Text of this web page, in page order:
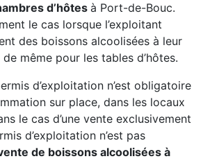
d’hôtes à Port-de-Bouc.
le cas lorsque l’exploitant
des boissons alcoolisées à leur
même pour les tables d’hôtes.
d’exploitation n’est obligatoire
sur place, dans les locaux
le cas d’une vente exclusivement
d’exploitation n’est pas
de boissons alcoolisées à